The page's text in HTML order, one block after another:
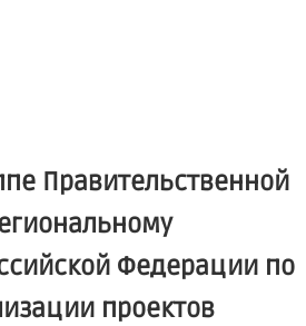
Правительственной
Федерации по
проектов